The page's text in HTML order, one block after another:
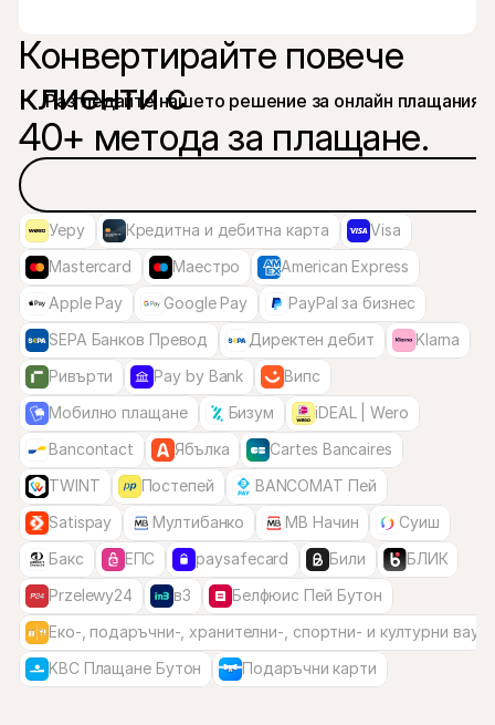
Конвертирайте повече
клиенти с
40+ метода за плащане.
Разгледайте нашето решение за онлайн плащания
Уеру Кредитна и дебитна карта
Visa
Mastercard
Маестро
American Express
Apple Pay
Google Pay
PayPal за бизнес
SEPA Банков Превод
Директен дебит
Klarna
Ривърти
Pay by Bank
Випс
Мобилно плащане
Бизум
iDEAL | Wero
Bancontact
Ябълка
Cartes Bancaires
TWINT
Постепей
BANCOMAT Пей
Satispay
Мултибанкo MB Начин
Суиш
Бакс
ЕПС paysafecard Били
БЛИК
Przelewy24
в3
Белфюис Пей Бутон
Еко-, подаръчни-, хранителни-, спортни- и културни
KBC Плащане Бутон
Подаръчни карти